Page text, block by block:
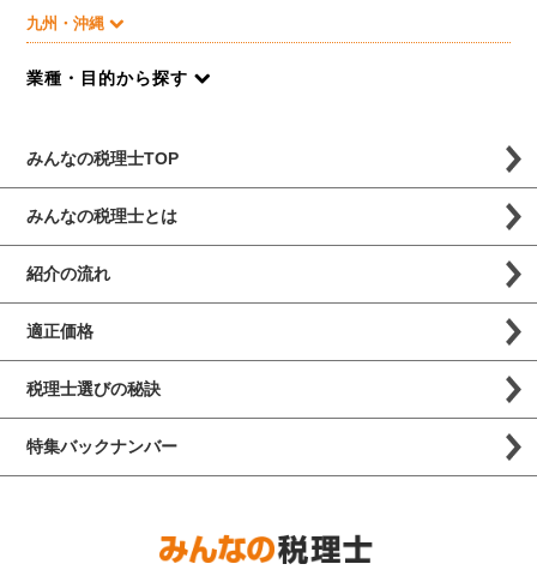
九州・沖縄
業種・目的から探す
みんなの税理士TOP
みんなの税理士とは
紹介の流れ
適正価格
税理士選びの秘訣
特集バックナンバー